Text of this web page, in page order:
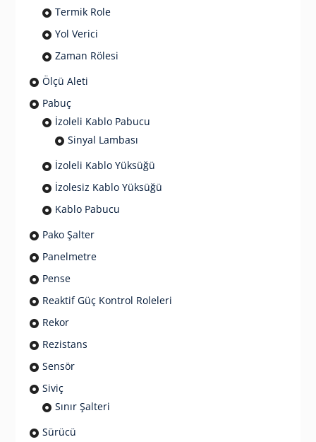
Termik Role
Yol Verici
Zaman Rölesi
Ölçü Aleti
Pabuç
İzoleli Kablo Pabucu
Sinyal Lambası
İzoleli Kablo Yüksüğü
İzolesiz Kablo Yüksüğü
Kablo Pabucu
Pako Şalter
Panelmetre
Pense
Reaktif Güç Kontrol Roleleri
Rekor
Rezistans
Sensör
Siviç
Sınır Şalteri
Sürücü